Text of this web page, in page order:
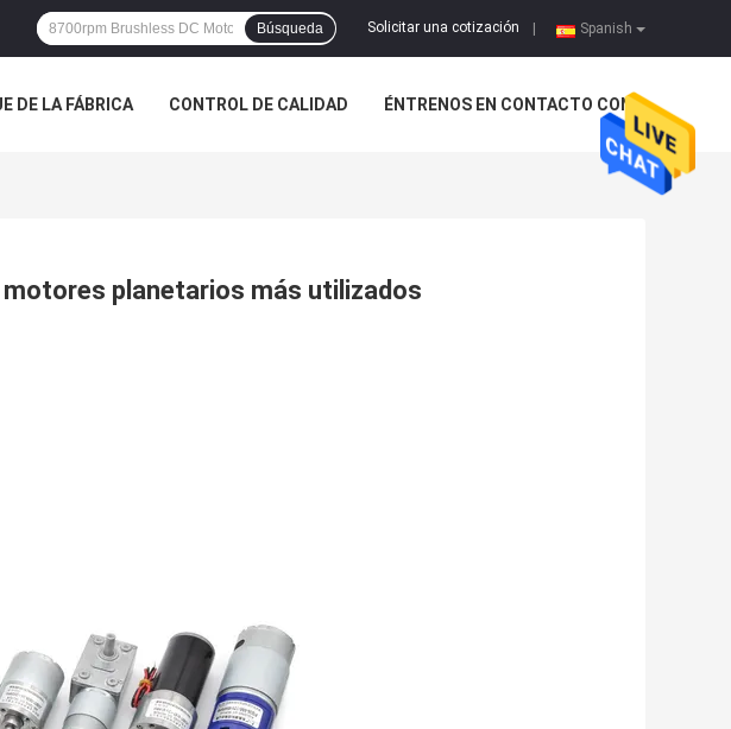
Spanish
Solicitar una cotización
Búsqueda
DE LA FÁBRICA CONTROL DE CALIDAD ÉNTRENOS EN CONTACTO CON
motores planetarios más utilizados